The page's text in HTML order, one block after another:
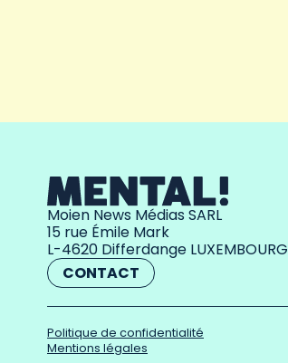
Moien News Médias SARL
15 rue Émile Mark
L-4620 Differdange LUXEMBOURG
CONTACT
Politique de confidentialité
Mentions légales